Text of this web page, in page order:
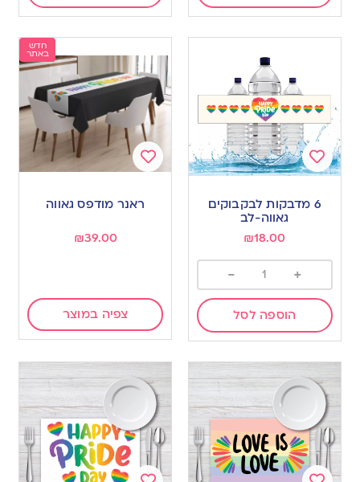
Add
wishlist
6 מדבקות לבקבוקים
גאווה-לב
₪18.00
+
-
הוספה לסל
חדש
באתר
ראנר מודפס גאווה
₪39.00
צפיה במוצר